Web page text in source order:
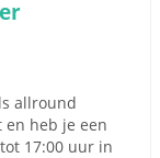
allround
heb je een
17:00 uur in